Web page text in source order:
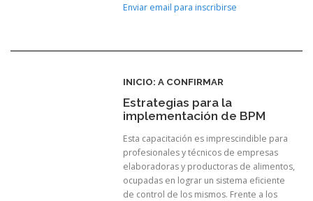
Enviar email para inscribirse
INICIO: A CONFIRMAR
Estrategias para la
implementación de BPM
Esta capacitación es imprescindible para
profesionales y técnicos de empresas
elaboradoras y productoras de alimentos,
ocupadas en lograr un sistema eficiente
de control de los mismos. Frente a los